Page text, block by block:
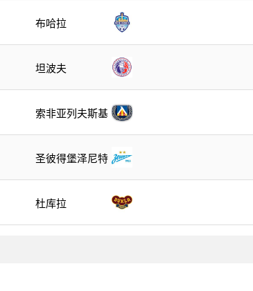
布哈拉
坦波夫
索非亚列夫斯基
圣彼得堡泽尼特
杜库拉